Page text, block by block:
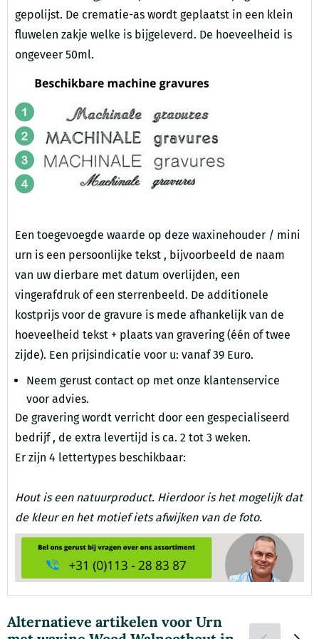
gepolijst. De crematie-as wordt geplaatst in een klein
fluwelen zakje welke is bijgeleverd. De hoeveelheid is
ongeveer 50ml.
Een toegevoegde waarde op deze waxinehouder / mini
urn is een persoonlijke tekst , bijvoorbeeld de naam
van uw dierbare met datum overlijden, een
vingerafdruk of een sterrenbeeld. De additionele
kostprijs voor de gravure is mede afhankelijk van de
hoeveelheid tekst + plaats van gravering (één of twee
zijde). Een prijsindicatie voor u: vanaf 39 Euro.
Neem gerust contact op met onze klantenservice
voor advies.
De gravering wordt verricht door een gespecialiseerd
bedrijf , de extra levertijd is ca. 2 tot 3 weken.
Er zijn 4 lettertypes beschikbaar:
Hout is een natuurproduct. Hierdoor is het mogelijk dat
de kleur en het motief iets afwijken van de foto.
Alternatieve artikelen voor Urn